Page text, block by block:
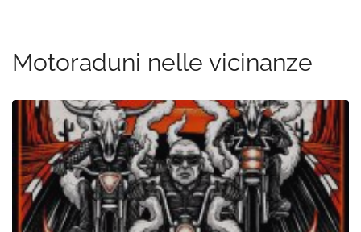
Motoraduni nelle vicinanze